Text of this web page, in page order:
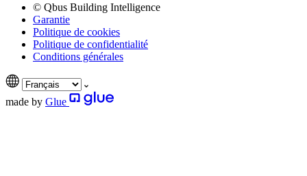
© Qbus Building Intelligence
Garantie
Politique de cookies
Politique de confidentialité
Conditions générales
made by Glue